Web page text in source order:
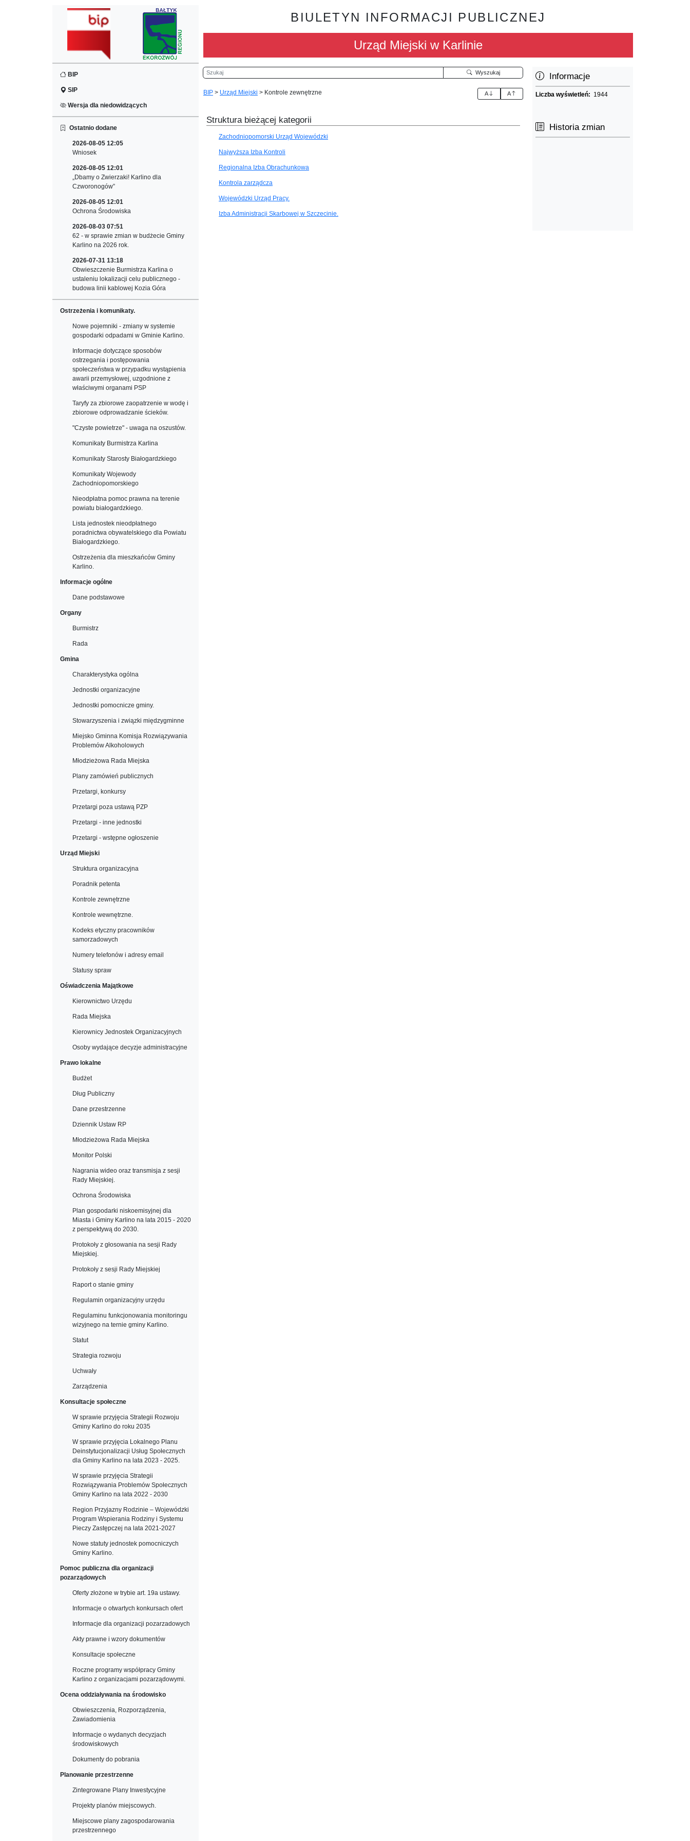
BIP
SIP
Wersja dla niedowidzących
Ostatnio dodane
2026-08-05 12:05
Wniosek
2026-08-05 12:01
„Dbamy o Zwierzaki! Karlino dla
Czworonogów”
2026-08-05 12:01
Ochrona Środowiska
2026-08-03 07:51
62 - w sprawie zmian w budżecie Gminy
Karlino na 2026 rok.
2026-07-31 13:18
Obwieszczenie Burmistrza Karlina o
ustaleniu lokalizacji celu publicznego -
budowa linii kablowej Kozia Góra
Ostrzeżenia i komunikaty.
Nowe pojemniki - zmiany w systemie
gospodarki odpadami w Gminie Karlino.
Informacje dotyczące sposobów
ostrzegania i postępowania
społeczeństwa w przypadku wystąpienia
awarii przemysłowej, uzgodnione z
właściwymi organami PSP
Taryfy za zbiorowe zaopatrzenie w wodę i
zbiorowe odprowadzanie ścieków.
"Czyste powietrze" - uwaga na oszustów.
Komunikaty Burmistrza Karlina
Komunikaty Starosty Białogardzkiego
Komunikaty Wojewody
Zachodniopomorskiego
Nieodpłatna pomoc prawna na terenie
powiatu białogardzkiego.
Lista jednostek nieodpłatnego
poradnictwa obywatelskiego dla Powiatu
Białogardzkiego.
Ostrzeżenia dla mieszkańców Gminy
Karlino.
Informacje ogólne
Dane podstawowe
Organy
Burmistrz
Rada
Gmina
Charakterystyka ogólna
Jednostki organizacyjne
Jednostki pomocnicze gminy.
Stowarzyszenia i związki międzygminne
Miejsko Gminna Komisja Rozwiązywania
Problemów Alkoholowych
Młodzieżowa Rada Miejska
Plany zamówień publicznych
Przetargi, konkursy
Przetargi poza ustawą PZP
Przetargi - inne jednostki
Przetargi - wstępne ogłoszenie
Urząd Miejski
Struktura organizacyjna
Poradnik petenta
Kontrole zewnętrzne
Kontrole wewnętrzne.
Kodeks etyczny pracowników
samorzadowych
Numery telefonów i adresy email
Statusy spraw
Oświadczenia Majątkowe
Kierownictwo Urzędu
Rada Miejska
Kierownicy Jednostek Organizacyjnych
Osoby wydające decyzje administracyjne
Prawo lokalne
Budżet
Dług Publiczny
Dane przestrzenne
Dziennik Ustaw RP
Młodzieżowa Rada Miejska
Monitor Polski
Nagrania wideo oraz transmisja z sesji
Rady Miejskiej.
Ochrona Środowiska
Plan gospodarki niskoemisyjnej dla
Miasta i Gminy Karlino na lata 2015 - 2020
z perspektywą do 2030.
Protokoły z głosowania na sesji Rady
Miejskiej.
Protokoły z sesji Rady Miejskiej
Raport o stanie gminy
Regulamin organizacyjny urzędu
Regulaminu funkcjonowania monitoringu
wizyjnego na ternie gminy Karlino.
Statut
Strategia rozwoju
Uchwały
Zarządzenia
Konsultacje społeczne
W sprawie przyjęcia Strategii Rozwoju
Gminy Karlino do roku 2035
W sprawie przyjęcia Lokalnego Planu
Deinstytucjonalizacji Usług Społecznych
dla Gminy Karlino na lata 2023 - 2025.
W sprawie przyjęcia Strategii
Rozwiązywania Problemów Społecznych
Gminy Karlino na lata 2022 - 2030
Region Przyjazny Rodzinie – Wojewódzki
Program Wspierania Rodziny i Systemu
Pieczy Zastępczej na lata 2021-2027
Nowe statuty jednostek pomocniczych
Gminy Karlino.
Pomoc publiczna dla organizacji
pozarządowych
Oferty złożone w trybie art. 19a ustawy.
Informacje o otwartych konkursach ofert
Informacje dla organizacji pozarzadowych
Akty prawne i wzory dokumentów
Konsultacje społeczne
Roczne programy współpracy Gminy
Karlino z organizacjami pozarządowymi.
Ocena oddziaływania na środowisko
Obwieszczenia, Rozporządzenia,
Zawiadomienia
Informacje o wydanych decyzjach
środowiskowych
Dokumenty do pobrania
Planowanie przestrzenne
Zintegrowane Plany Inwestycyjne
Projekty planów miejscowych.
Miejscowe plany zagospodarowania
przestrzennego
BIULETYN INFORMACJI PUBLICZNEJ
Urząd Miejski w Karlinie
Szukaj Wyszukaj
BIP > Urząd Miejski > Kontrole zewnętrzne A A
Struktura bieżącej kategorii
Zachodniopomorski Urząd Wojewódzki
Najwyższa Izba Kontroli
Regionalna Izba Obrachunkowa
Kontrola zarządcza
Wojewódzki Urząd Pracy.
Izba Administracji Skarbowej w Szczecinie.
Informacje
Liczba wyświetleń: 1944
Historia zmian